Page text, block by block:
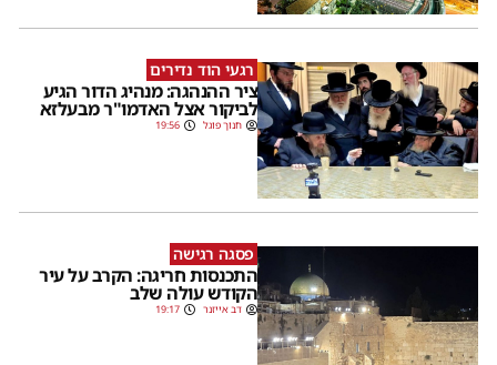
רגעי הוד נדירים
ציר ההנהגה: מנהיג הדור הגיע
לביקור אצל האדמו"ר מבעלזא
חנוך פוגל 19:56
פסגה רגישה
התכנסות חריגה: הקרב על עיר
הקודש עולה שלב
דב אייזנר 19:17